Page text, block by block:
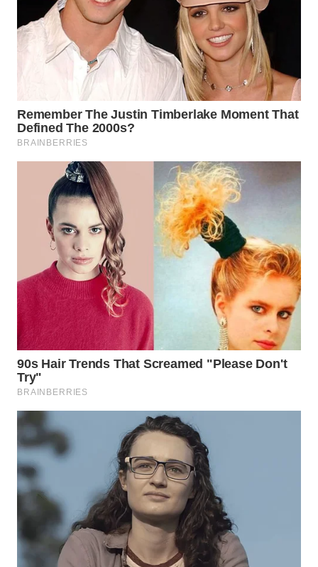
WN
PRIANGAN
TIMUR
SEMARANG
WN
SOLO
WN
BOROBUDUR
WN
MADURA
WN
SURABAYA
WN
NATUNA
WN
BINTAN
WN
MANDALIKA
LIKUPANG